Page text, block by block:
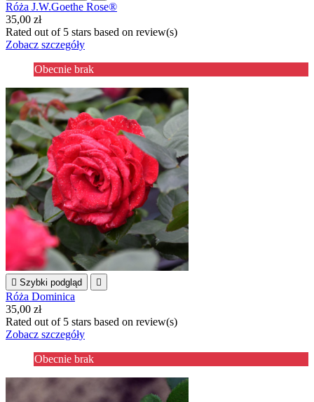
Róża J.W.Goethe Rose®
35,00 zł
Rated out of 5 stars based on review(s)
Zobacz szczegóły
Obecnie brak
 Szybki podgląd 
Róża Dominica
35,00 zł
Rated out of 5 stars based on review(s)
Zobacz szczegóły
Obecnie brak